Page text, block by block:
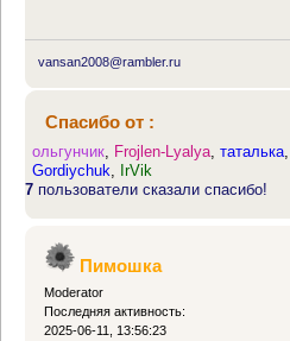
vansan2008@rambler.ru
Спасибо от :
ольгунчик Frojlen-Lyalya ,таталька
Gordiychuk
IrVik
7 пользователи сказали спасибо!
Пимошка
Moderator
Последняя активность:
2025-06-11, 13:56:23